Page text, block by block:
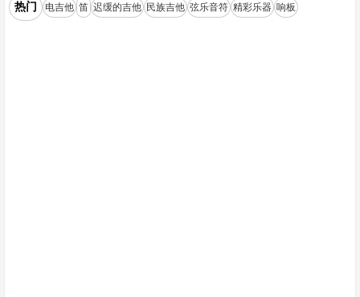
热门 电吉他 笛 迟缓的吉他 民族吉他 弦乐音符 精彩乐器 响板